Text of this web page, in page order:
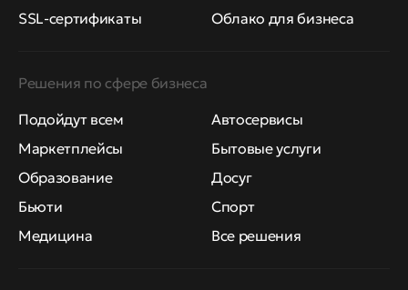
SSL-сертификаты
Облако для бизнеса
Решения по сфере бизнеса
Подойдут всем
Маркетплейсы
Образование
Бьюти
Медицина
Автосервисы
Бытовые услуги
Досуг
Спорт
Все решения